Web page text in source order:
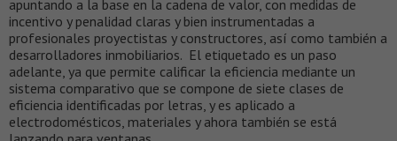
apuntando a la base en la cadena de valor, con medidas de
incentivo y penalidad claras y bien instrumentadas a
profesionales proyectistas y constructores, así como también a
desarrolladores inmobiliarios. El etiquetado es un paso
adelante, ya que permite calificar la eficiencia mediante un
sistema comparativo que se compone de siete clases de
eficiencia identificadas por letras, y es aplicado a
electrodomésticos, materiales y ahora también se está